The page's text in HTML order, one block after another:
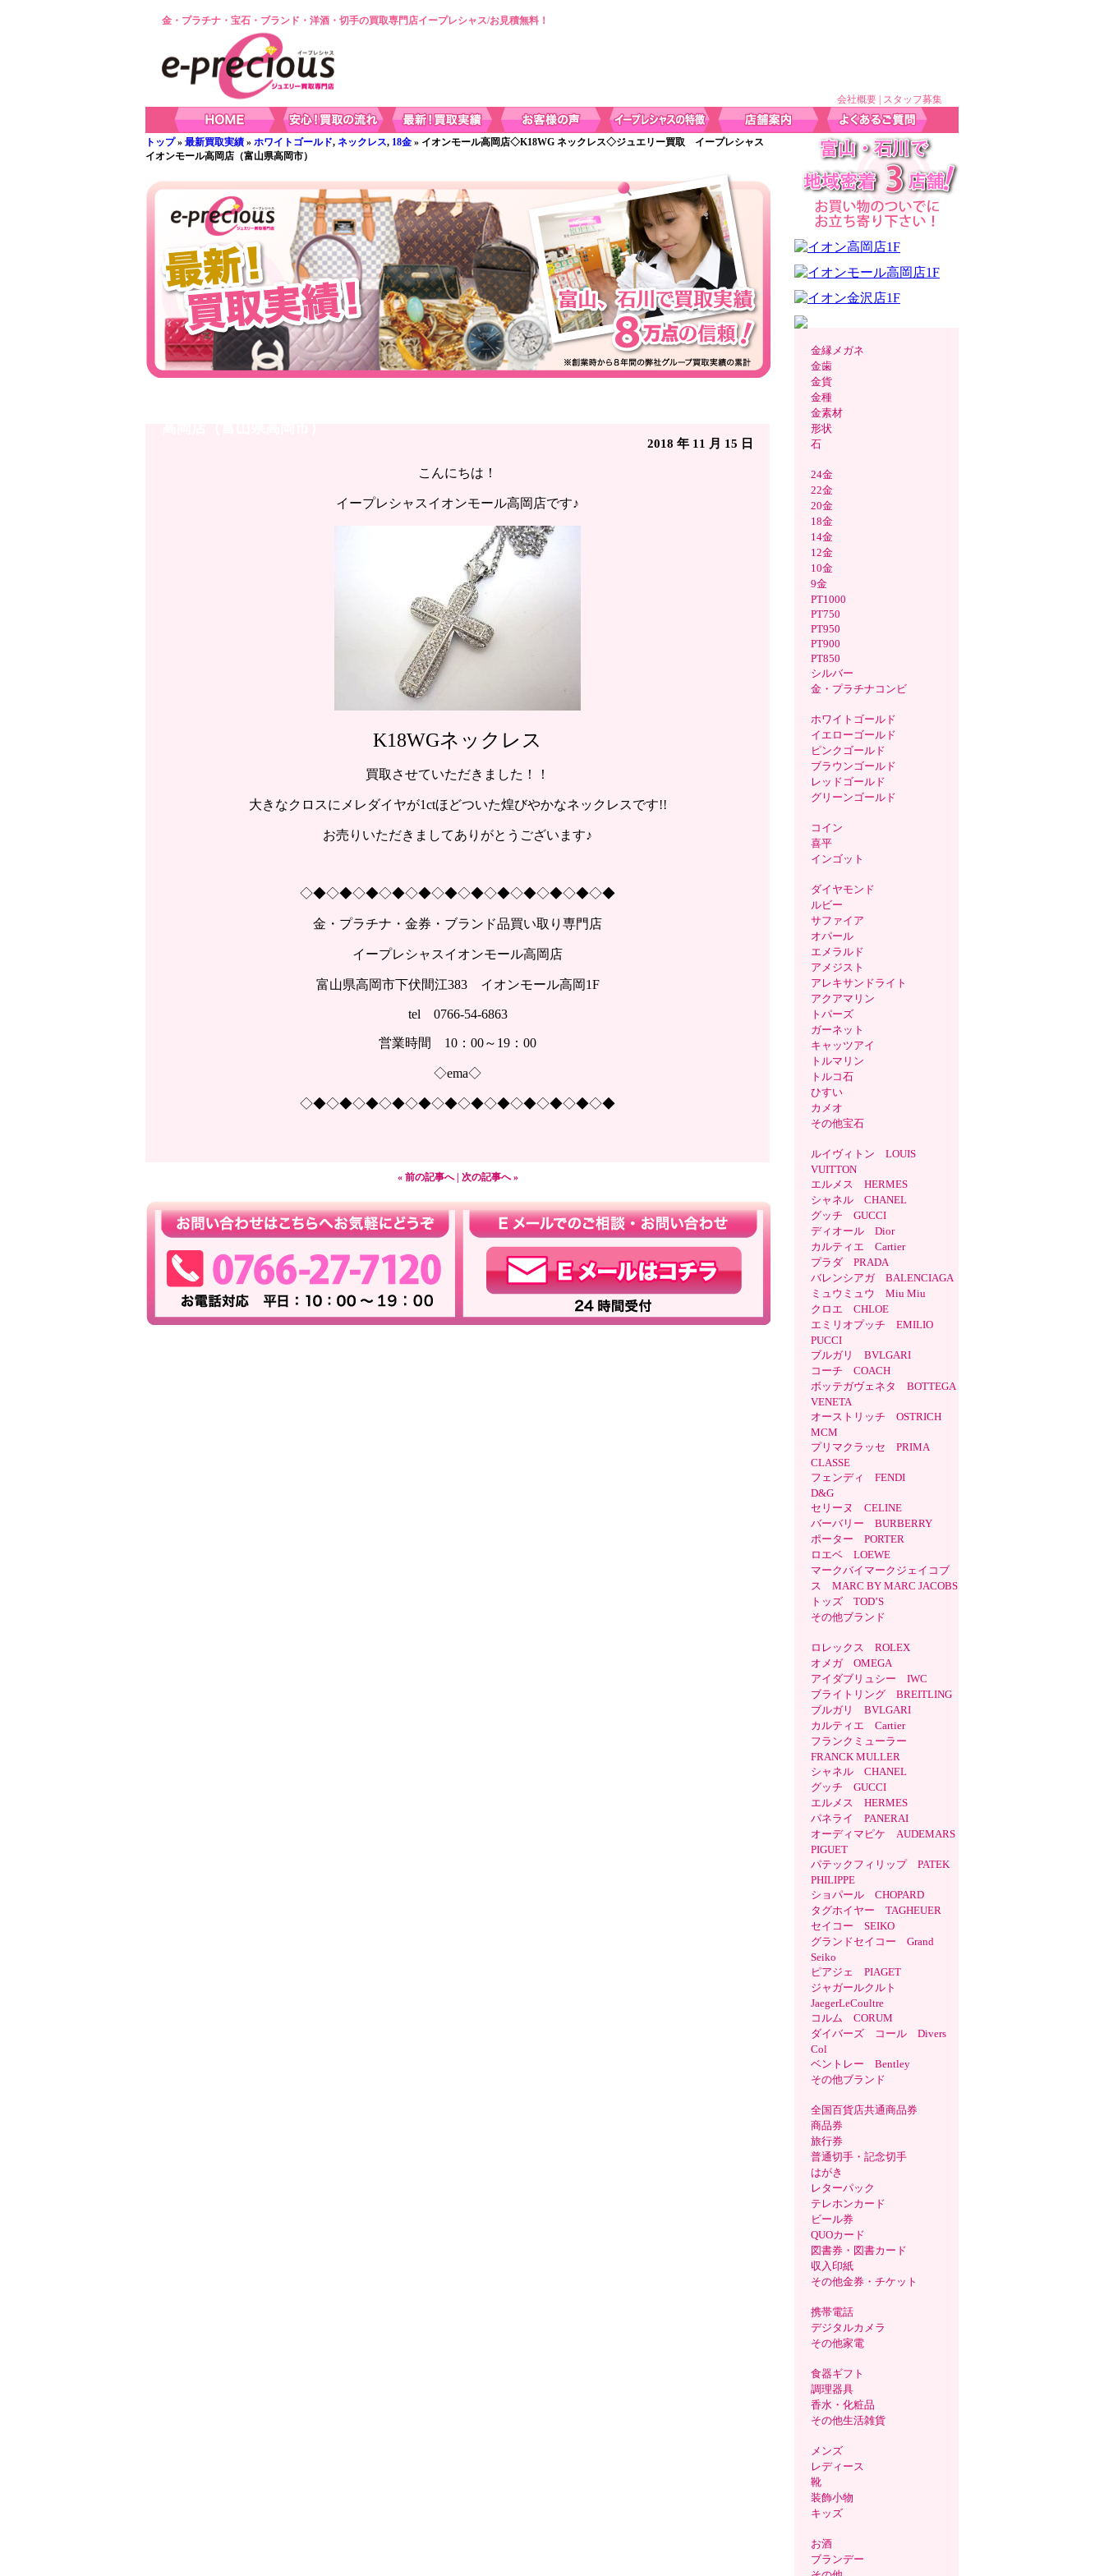
金・プラチナ・宝石・ブランド・洋酒・切手の買取専門店イープレシャス/お見積無料！
会社概要 スタッフ募集
トップ» 最新買取実績 » ホワイトゴールド, ネックレス, 18金 » イオンモール高岡店◇K18WG ネックレス◇ジュエリー買取 イープレシャス
イオンモール高岡店（富山県高岡市）
2018 年 11 月 15 日
こんにちは！
イープレシャスイオンモール高岡店です♪
K18WGネックレス
買取させていただきました！！
大きなクロスにメレダイヤが1ctほどついた煌びやかなネックレスです!!
お売りいただきましてありがとうございます♪
◇◆◇◆◇◆◇◆◇◆◇◆◇◆◇◆◇◆◇◆◇◆◇◆
金・プラチナ・金券・ブランド品買い取り専門店
イープレシャスイオンモール高岡店
富山県高岡市下伏間江383 イオンモール高岡1F
tel 0766-54-6863
営業時間 10：00～19：00
◇ema◇
◇◆◇◆◇◆◇◆◇◆◇◆◇◆◇◆◇◆◇◆◇◆◇◆
« 前の記事へ| 次の記事へ »
金縁メガネ
金歯
金貨
金種
金素材
形状
石
24金
22金
20金
18金
14金
12金
10金
9金
PT1000
PT750
PT950
PT900
PT850
シルバー
金・プラチナコンビ
ホワイトゴールド
イエローゴールド
ピンクゴールド
ブラウンゴールド
レッドゴールド
グリーンゴールド
コイン
喜平
インゴット
ダイヤモンド
ルビー
サファイア
オパール
エメラルド
アメジスト
アレキサンドライト
アクアマリン
トパーズ
ガーネット
キャッツアイ
トルマリン
トルコ石
ひすい
カメオ
その他宝石
ルイヴィトン LOUIS
VUITTON
エルメス HERMES
シャネル CHANEL
グッチ GUCCI
ディオール Dior
カルティエ Cartier
プラダ PRADA
バレンシアガ BALENCIAGA
ミュウミュウ Miu Miu
クロエ CHLOE
エミリオプッチ EMILIO
PUCCI
ブルガリ BVLGARI
コーチ COACH
ボッテガヴェネタ BOTTEGA
VENETA
オーストリッチ OSTRICH
MCM
プリマクラッセ PRIMA
CLASSE
フェンディ FENDI
D&G
セリーヌ CELINE
バーバリー BURBERRY
ポーター PORTER
ロエベ LOEWE
マークバイマークジェイコブ
ス MARC BY MARC JACOBS
トッズ TOD’S
その他ブランド
ロレックス ROLEX
オメガ OMEGA
アイダブリュシー IWC
ブライトリング BREITLING
ブルガリ BVLGARI
カルティエ Cartier
フランクミューラー
FRANCK MULLER
シャネル CHANEL
グッチ GUCCI
エルメス HERMES
パネライ PANERAI
オーディマピケ AUDEMARS
PIGUET
パテックフィリップ PATEK
PHILIPPE
ショパール CHOPARD
タグホイヤー TAGHEUER
セイコー SEIKO
グランドセイコー Grand
Seiko
ピアジェ PIAGET
ジャガールクルト
JaegerLeCoultre
コルム CORUM
ダイバーズ コール Divers
Col
ベントレー Bentley
その他ブランド
全国百貨店共通商品券
商品券
旅行券
普通切手・記念切手
はがき
レターパック
テレホンカード
ビール券
QUOカード
図書券・図書カード
収入印紙
その他金券・チケット
携帯電話
デジタルカメラ
その他家電
食器ギフト
調理器具
香水・化粧品
その他生活雑貨
メンズ
レディース
靴
装飾小物
キッズ
お酒
ブランデー